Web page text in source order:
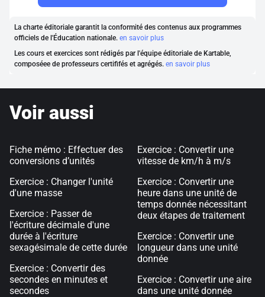
La charte éditoriale garantit la conformité des contenus aux programmes
officiels de l'Éducation nationale. en savoir plus
Les cours et exercices sont rédigés par l'équipe éditoriale de Kartable,
composéee de professeurs certififés et agrégés. en savoir plus
Voir aussi
Fiche mémo : Effectuer des
conversions d’unités
Exercice : Changer l'unité
d'une masse
Exercice : Passer de
l'écriture décimale d'une
durée à l'écriture
sexagésimale de cette durée
Exercice : Convertir des
secondes en minutes et
secondes
Exercice : Convertir une
vitesse de km/h à m/s
Exercice : Convertir une
heure dans une unité de
temps donnée nécessitant
deux étapes de traitement
Exercice : Convertir une
longueur dans une unité
donnée
Exercice : Convertir une aire
dans une unité donnée